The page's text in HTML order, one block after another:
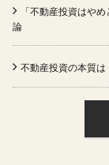
「不動産投資はや
論
不動産投資の本質